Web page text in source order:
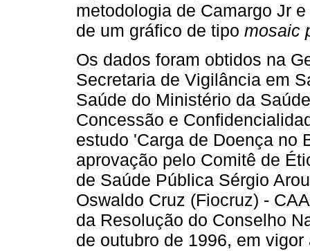
metodologia de Camargo Jr
de um gráfico de tipo mosaic
Os dados foram obtidos na
Secretaria de Vigilância em
Saúde do Ministério da
Concessão e
estudo 'Carga de Doença no
aprovação pelo Comitê de
de Saúde Pública Sérgio
Oswaldo Cruz (Fiocruz) -
da Resolução do Conselho
de outubro de 1996, em